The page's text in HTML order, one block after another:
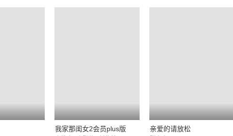
我家那闺女2会员plus版 亲爱的请放松